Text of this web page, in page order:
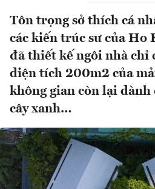
Tôn trọng sở thích cá
các kiến trúc sư của Ho
đã thiết kế ngôi nhà chỉ
diện tích 200m2 của
không gian còn lại dành
cây xanh…